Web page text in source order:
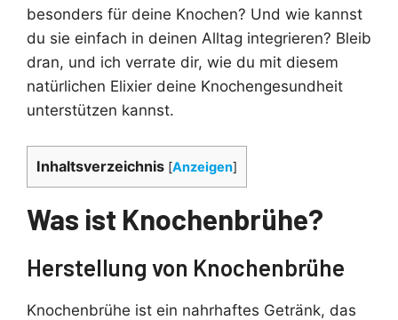
besonders für deine Knochen? Und wie kannst
du sie einfach in deinen Alltag integrieren? Bleib
dran, und ich verrate dir, wie du mit diesem
natürlichen Elixier deine Knochengesundheit
unterstützen kannst.
Inhaltsverzeichnis [Anzeigen]
Was ist Knochenbrühe?
Herstellung von Knochenbrühe
Knochenbrühe ist ein nahrhaftes Getränk, das